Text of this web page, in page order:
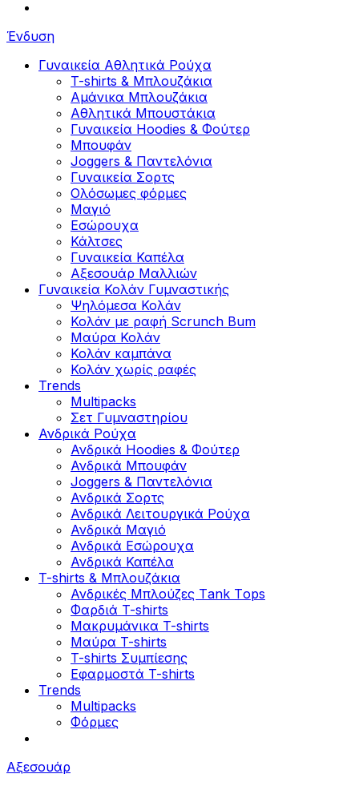
Ένδυση
Γυναικεία Αθλητικά Ρούχα
T-shirts & Μπλουζάκια
Αμάνικα Μπλουζάκια
Aθλητικά Μπουστάκια
Γυναικεία Hoodies & Φούτερ
Μπουφάν
Joggers & Παντελόνια
Γυναικεία Σορτς
Ολόσωμες φόρμες
Μαγιό
Εσώρουχα
Κάλτσες
Γυναικεία Καπέλα
Αξεσουάρ Μαλλιών
Γυναικεία Κολάν Γυμναστικής
Ψηλόμεσα Κολάν
Κολάν με ραφή Scrunch Bum
Μαύρα Κολάν
Κολάν καμπάνα
Κολάν χωρίς ραφές
Trends
Multipacks
Σετ Γυμναστηρίου
Ανδρικά Ρούχα
Ανδρικά Hoodies & Φούτερ
Ανδρικά Μπουφάν
Joggers & Παντελόνια
Ανδρικά Σορτς
Ανδρικά Λειτουργικά Ρούχα
Ανδρικά Μαγιό
Ανδρικά Εσώρουχα
Ανδρικά Καπέλα
T-shirts & Μπλουζάκια
Ανδρικές Mπλούζες Τank Τops
Φαρδιά T-shirts
Μακρυμάνικα T-shirts
Μαύρα T-shirts
T-shirts Συμπίεσης
Εφαρμοστά T-shirts
Trends
Multipacks
Φόρμες
Αξεσουάρ